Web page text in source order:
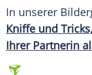
In unserer
Kniffe und
Ihrer Partnerin